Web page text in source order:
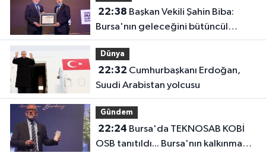
22:38
Bursa'nın geleceğini bütüncül
anlayışla planlıyoruz
Dünya
22:32
Suudi Arabistan yolcusu
Gündem
22:24
OSB tanıtıldı... Bursa'nın kalkınma